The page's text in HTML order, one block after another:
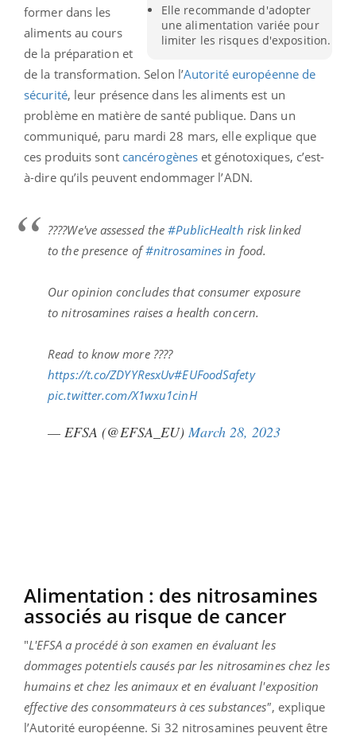
Elle recommande d'adopter
une alimentation variée pour
limiter les risques d'exposition.
former dans les
aliments au cours
de la préparation et
de la transformation. Selon l’Autorité européenne de
sécurité, leur présence dans les aliments est un
problème en matière de santé publique. Dans un
communiqué, paru mardi 28 mars, elle explique que
ces produits sont cancérogènes et génotoxiques, c’est-
à-dire qu’ils peuvent endommager l’ADN.
????We've assessed the#PublicHealth risk linked
to the presence of#nitrosamines in food.
Our opinion concludes that consumer exposure
to nitrosamines raises a health concern.
Read to know more ????
https://t.co/ZDYYResxUv#EUFoodSafety
pic.twitter.com/X1wxu1cinH
— EFSA (@EFSA_EU) March 28, 2023
Alimentation : des nitrosamines
associés au risque de cancer
"L'EFSA a procédé à son examen en évaluant les
dommages potentiels causés par les nitrosamines chez les
humains et chez les animaux et en évaluant l'exposition
effective des consommateurs à ces substances", explique
l’Autorité européenne. Si 32 nitrosamines peuvent être